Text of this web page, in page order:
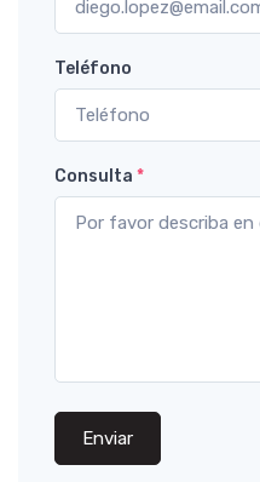
Teléfono
Consulta *
Enviar